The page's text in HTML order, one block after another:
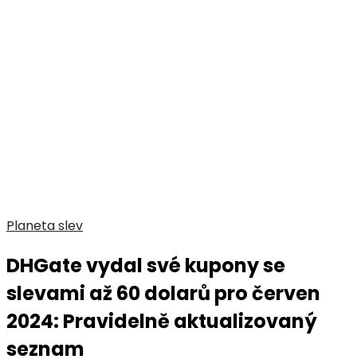
Planeta slev
DHGate vydal své kupony se
slevami až 60 dolarů pro červen
2024: Pravidelně aktualizovaný
seznam